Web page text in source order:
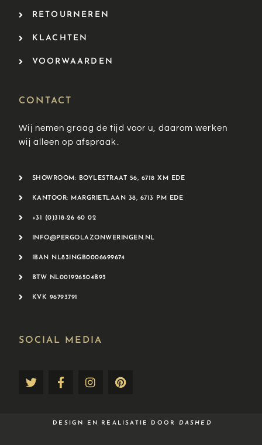
RETOURNEREN
KLACHTEN
VOORWAARDEN
CONTACT
Wij nemen graag de tijd voor u, daarom werken
wij alleen op afspraak.
SHOWROOM: BOYLESTRAAT 56, 6718 XM EDE
KANTOOR: MARGRIETLAAN 38, 6713 PM EDE
+31 (0)318-26 60 02
INFO@PERGOLAZONWERINGEN.NL
IBAN NL83INGB0006699674
BTW NL001926504B93
KVK 96793791
SOCIAL MEDIA​
DESIGN EN REALISATIE DOOR DASHED